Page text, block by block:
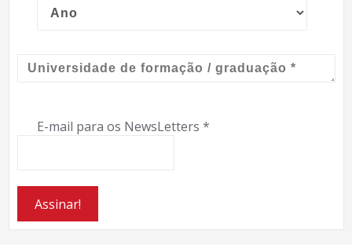
E-mail para os NewsLetters *